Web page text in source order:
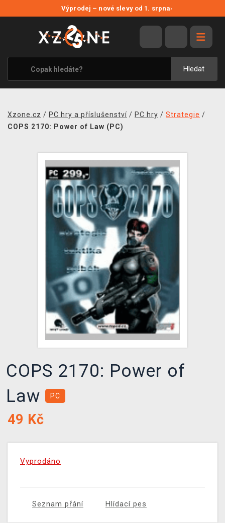
Výprodej – nové slevy od 1. srpna›
Hledat
VÝPRODEJ
VIDEOHRY
XZONE ORIGINALS
TÉMATIKY
MERCHANDISE
KONTAKT
PRODEJNY
TCG & BOARDGAME HUB
VÝKUP HER (BAZAR)
Xzone.cz / PC hry a příslušenství / PC hry / Strategie /
COPS 2170: Power of Law (PC)
COPS 2170: Power of
Law
PC
49 Kč
Vyprodáno
Seznam přání Hlídací pes